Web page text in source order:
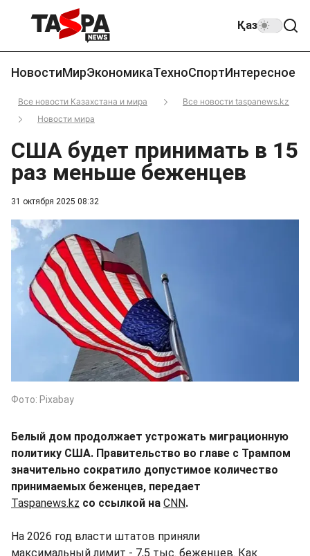
Қаз
НовостиМирЭкономикаТехноСпортИнтересное
Все новости Казахстана и мира
Все новости taspanews.kz
Новости мира
31 октября 2025 08:32
США будет принимать в 15
раз меньше беженцев
Фото: Pixabay
Белый дом продолжает устрожать миграционную
политику США. Правительство во главе с Трампом
значительно сократило допустимое количество
принимаемых беженцев, передает
Taspanews.kz со ссылкой на CNN.
На 2026 год власти штатов приняли
максимальный лимит - 7,5 тыс. беженцев. Как